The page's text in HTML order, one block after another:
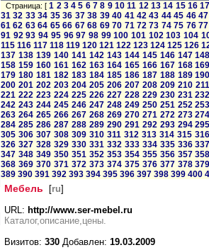
Страница: [1 2 3 4 5 6 7 8 9 10 11 12 13 14 15 16
31 32 33 34 35 36 37 38 39 40 41 42 43 44 45 46 47
61 62 63 64 65 66 67 68 69 70 71 72 73 74 75 76 77
91 92 93 94 95 96 97 98 99 100 101 102 103 104
115 116 117 118 119 120 121 122 123 124 125 126
137 138 139 140 141 142 143 144 145 146 147
158 159 160 161 162 163 164 165 166 167 168
179 180 181 182 183 184 185 186 187 188 189
200 201 202 203 204 205 206 207 208 209 210 211
221 222 223 224 225 226 227 228 229 230 231
242 243 244 245 246 247 248 249 250 251 252
263 264 265 266 267 268 269 270 271 272 273
284 285 286 287 288 289 290 291 292 293 294
305 306 307 308 309 310 311 312 313 314 315 316
326 327 328 329 330 331 332 333 334 335 336
347 348 349 350 351 352 353 354 355 356 357
368 369 370 371 372 373 374 375 376 377 378
389 390 391 392 393 394 395 396 397 398 399 400
Мебель [ru]
URL: http://www.ser-mebel.ru
Каталог,описание,цены.
Визитов: 330 Добавлен: 19.03.2009